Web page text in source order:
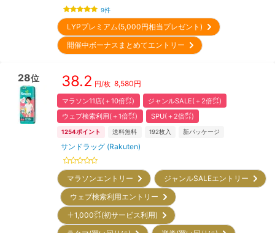
9件
LYPプレミアム(5,000円相当プレゼント)
開催中ボーナスまとめてエントリー
28位 38.2 円/枚 8,580円
マラソン11店(＋10倍㌽)
ジャンルSALE(＋2倍㌽)
ウェブ検索利用(＋1倍㌽)
SPU(＋2倍㌽)
1254ポイント 送料無料 192枚入 新パッケージ
サンドラッグ (Rakuten)
マラソンエントリー
ジャンルSALEエントリー
ウェブ検索利用エントリー
＋1,000㌽(初サービス利用)